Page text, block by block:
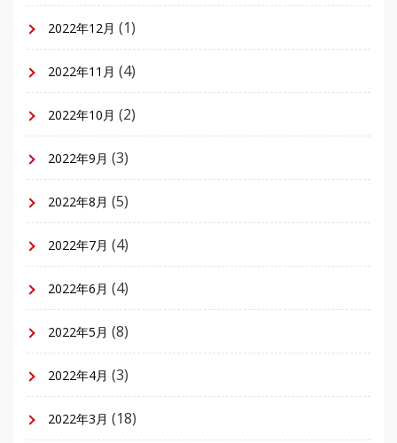
2022年12月 (1)
2022年11月 (4)
2022年10月 (2)
2022年9月 (3)
2022年8月 (5)
2022年7月 (4)
2022年6月 (4)
2022年5月 (8)
2022年4月 (3)
2022年3月 (18)